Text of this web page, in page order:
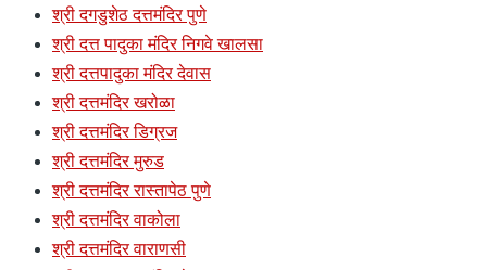
श्री दगडुशेठ दत्तमंदिर पुणे
श्री दत्त पादुका मंदिर निगवे खालसा
श्री दत्तपादुका मंदिर देवास
श्री दत्तमंदिर खरोळा
श्री दत्तमंदिर डिग्रज
श्री दत्तमंदिर मुरुड
श्री दत्तमंदिर रास्तापेठ पुणे
श्री दत्तमंदिर वाकोला
श्री दत्तमंदिर वाराणसी